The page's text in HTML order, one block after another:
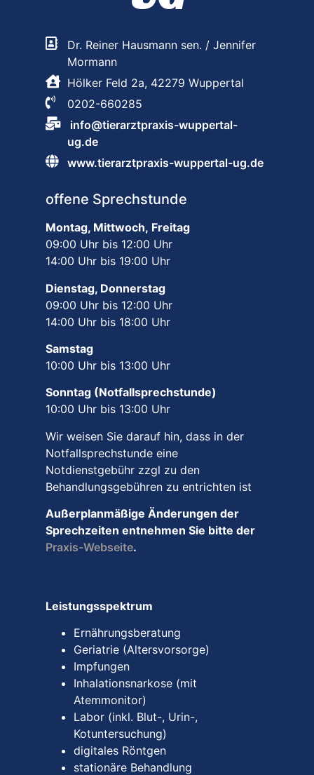
Dr. Reiner Hausmann sen. / Jennifer
Mormann
Hölker Feld 2a, 42279 Wuppertal
0202-660285
info@tierarztpraxis-wuppertal-
ug.de
www.tierarztpraxis-wuppertal-ug.de
offene Sprechstunde
Montag, Mittwoch, Freitag
09:00 Uhr bis 12:00 Uhr
14:00 Uhr bis 19:00 Uhr
Dienstag, Donnerstag
09:00 Uhr bis 12:00 Uhr
14:00 Uhr bis 18:00 Uhr
Samstag
10:00 Uhr bis 13:00 Uhr
Sonntag (Notfallsprechstunde)
10:00 Uhr bis 13:00 Uhr
Wir weisen Sie darauf hin, dass in der
Notfallsprechstunde eine
Notdienstgebühr zzgl zu den
Behandlungsgebühren zu entrichten ist
Außerplanmäßige Änderungen der
Sprechzeiten entnehmen Sie bitte der
Praxis-Webseite.
Leistungsspektrum
Ernährungsberatung
Geriatrie (Altersvorsorge)
Impfungen
Inhalationsnarkose (mit
Atemmonitor)
Labor (inkl. Blut-, Urin-,
Kotuntersuchung)
digitales Röntgen
stationäre Behandlung